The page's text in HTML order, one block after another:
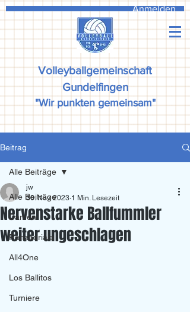
Anmelden
Volleyballgemeinschaft
Gundelfingen
"Wir punkten gemeinsam"
Beitrag
Alle Beiträge
Damen
Ranzadriala
All4One
Los Ballitos
Turniere
Alle Beiträge
Nervenstarke Ballfummler
weiter ungeschlagen
jw
30. Nov. 2023 1 Min. Lesezeit